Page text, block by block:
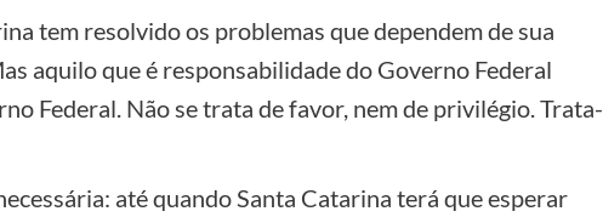
tem resolvido os problemas que dependem de sua
aquilo que é responsabilidade do Governo Federal
Federal. Não se trata de favor, nem de privilégio. Trata-
até quando Santa Catarina terá que esperar